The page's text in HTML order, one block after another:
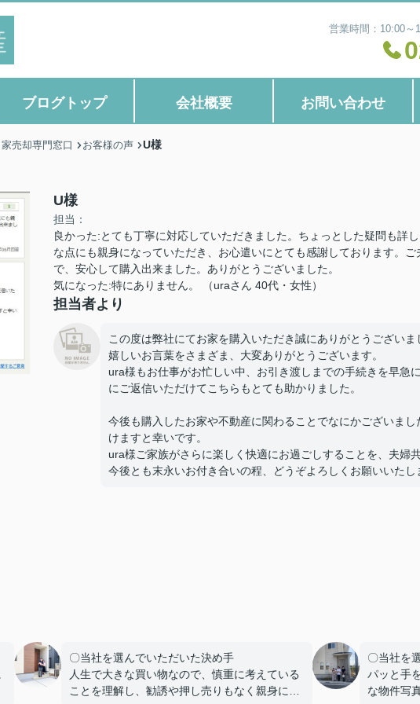
営業時間：10:00
ブログトップ 会社概要 お問い合わせ
売却専門窓口 お客様の声 U様
U様
担当：
良かった:とても丁寧に対応していただきました。ちょっとした疑問も詳
な点にも親身になっていただき、お心遣いにとても感謝しております。
で、安心して購入出来ました。ありがとうございました。
気になった:特にありません。 （uraさん 40代・女性）
担当者より
この度は弊社にてお家を購入いただき誠にありがとうございま
嬉しいお言葉をさまざま、大変ありがとうございます。
ura様もお仕事がお忙しい中、お引き渡しまでの手続きを早急
にご返信いただけてこちらもとても助かりました。
今後も購入したお家や不動産に関わることでなにかございま
けますと幸いです。
ura様ご家族がさらに楽しく快適にお過ごしすることを、夫婦
今後とも末永いお付き合いの程、どうぞよろしくお願いいたし
〇当社を選んでいただいた決め手
人生で大きな買い物なので、慎重に考えている
ことを理解し、勧誘や押し売りもなく親身にな
〇当社を
パッと手
な物件写真